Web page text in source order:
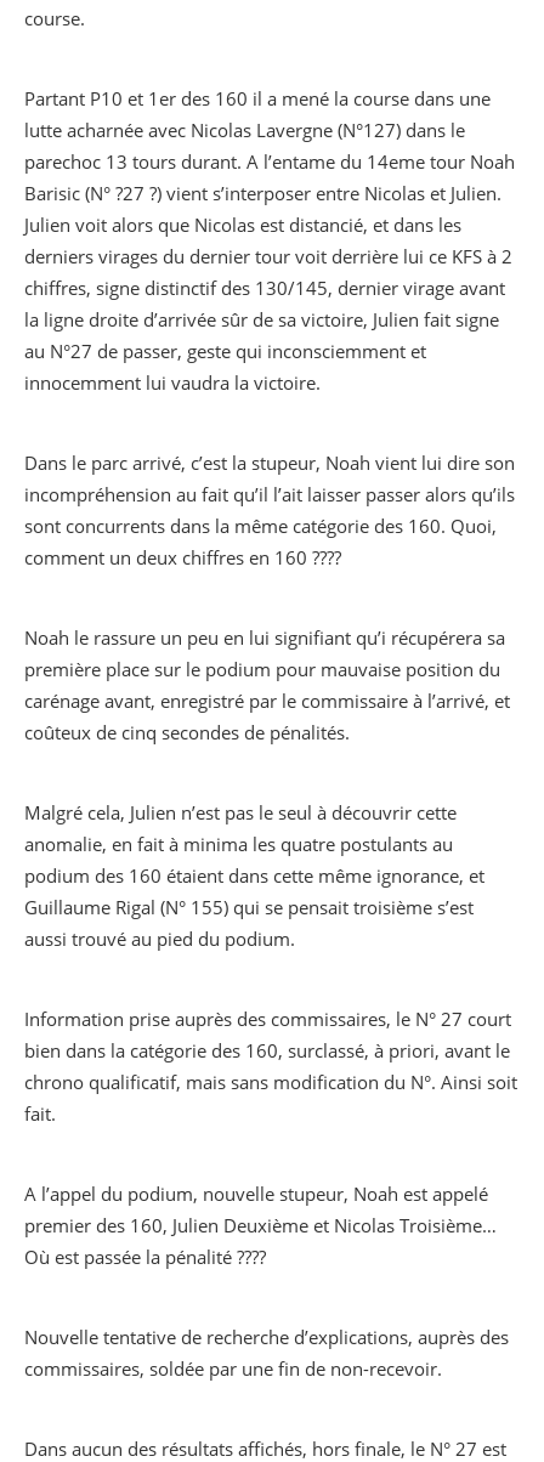
course.
Partant P10 et 1er des 160 il a mené la course dans une
lutte acharnée avec Nicolas Lavergne (N°127) dans le
parechoc 13 tours durant. A l’entame du 14eme tour Noah
Barisic (N° ?27 ?) vient s’interposer entre Nicolas et Julien.
Julien voit alors que Nicolas est distancié, et dans les
derniers virages du dernier tour voit derrière lui ce KFS à 2
chiffres, signe distinctif des 130/145, dernier virage avant
la ligne droite d’arrivée sûr de sa victoire, Julien fait signe
au N°27 de passer, geste qui inconsciemment et
innocemment lui vaudra la victoire.
Dans le parc arrivé, c’est la stupeur, Noah vient lui dire son
incompréhension au fait qu’il l’ait laisser passer alors qu’ils
sont concurrents dans la même catégorie des 160. Quoi,
comment un deux chiffres en 160 ????
Noah le rassure un peu en lui signifiant qu’i récupérera sa
première place sur le podium pour mauvaise position du
carénage avant, enregistré par le commissaire à l’arrivé, et
coûteux de cinq secondes de pénalités.
Malgré cela, Julien n’est pas le seul à découvrir cette
anomalie, en fait à minima les quatre postulants au
podium des 160 étaient dans cette même ignorance, et
Guillaume Rigal (N° 155) qui se pensait troisième s’est
aussi trouvé au pied du podium.
Information prise auprès des commissaires, le N° 27 court
bien dans la catégorie des 160, surclassé, à priori, avant le
chrono qualificatif, mais sans modification du N°. Ainsi soit
fait.
A l’appel du podium, nouvelle stupeur, Noah est appelé
premier des 160, Julien Deuxième et Nicolas Troisième…
Où est passée la pénalité ????
Nouvelle tentative de recherche d’explications, auprès des
commissaires, soldée par une fin de non-recevoir.
Dans aucun des résultats affichés, hors finale, le N° 27 est